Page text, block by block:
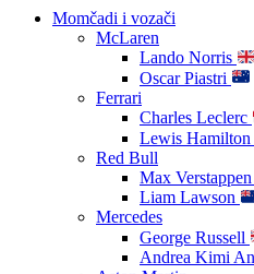
Momčadi i vozači
McLaren
Lando Norris
Oscar Piastri
Ferrari
Charles Leclerc
Lewis Hamilton
Red Bull
Max Verstappen
Liam Lawson
Mercedes
George Russell
Andrea Kimi